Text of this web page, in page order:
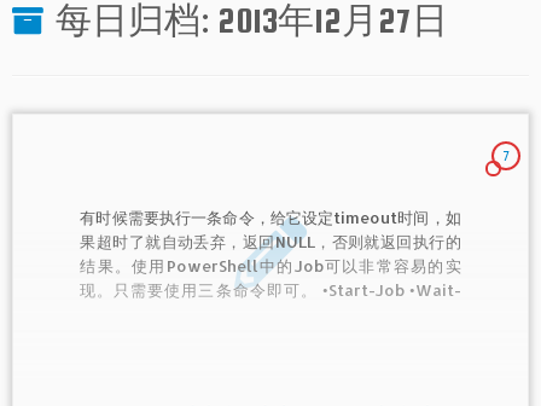
每日归档: 2013年12月27日
7
有时候需要执行一条命令，给它设定timeout时间，如
果超时了就自动丢弃，返回NULL，否则就返回执行的
结果。使用PowerShell中的Job可以非常容易的实
现。只需要使用三条命令即可。 •Start-Job •Wait-